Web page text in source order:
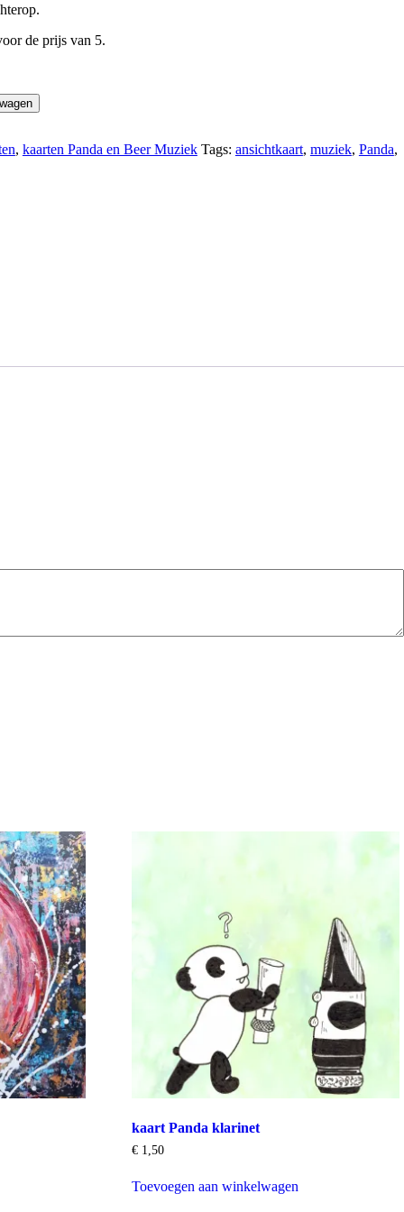
de prijs van 5.
, kaarten Panda en Beer Muziek Tags: ansichtkaart, muziek, Panda,
kaart Panda klarinet
€ 1,50
Toevoegen aan winkelwagen